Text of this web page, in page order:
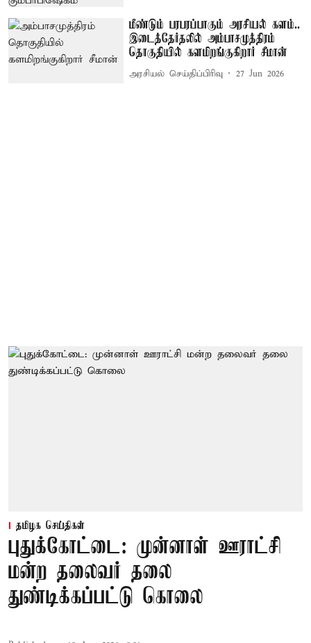
மீண்டும் பரபரப்பாகும் அரசியல் களம்..
இடைத்தேர்தலில் அம்பாசமுத்திரம்
தொகுதியில் களமிறங்குகிறார் சீமான்
அரசியல் செய்திப்பிரிவு 27 Jun 2026
தமிழக செய்திகள்
புதுக்கோட்டை: முன்னாள் ஊராட்சி
மன்ற தலைவர் தலை
துண்டிக்கப்பட்டு கொலை